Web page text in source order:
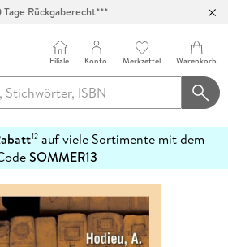
Filiale Konto Merkzettel Warenkorb
12auf viele Sortimente mit dem
SOMMER13